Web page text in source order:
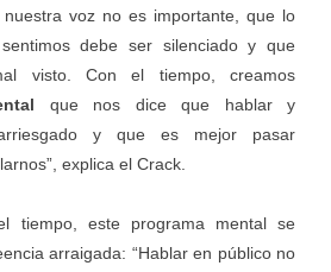
nuestra voz no es importante, que lo
debe ser silenciado y que
visto. Con el tiempo, creamos
que nos dice que hablar y
y que es mejor pasar
explica el Crack.
tiempo, este programa mental se
arraigada: “Hablar en público no